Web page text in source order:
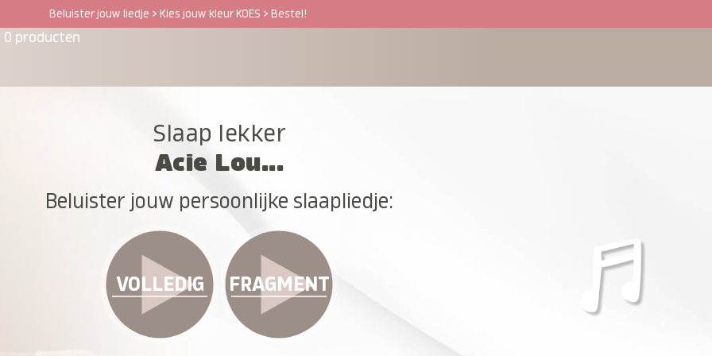
Beluister jouw liedje > Kies jouw kleur KOES > Bestel!
0 producten
Slaap lekker
Acie Lou...
Beluister jouw persoonlijke slaapliedje:
VOLLEDIG FRAGMENT